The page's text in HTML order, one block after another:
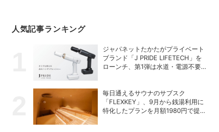
人気記事ランキング
ジャパネットたかたがプライベート
ブランド「J PRIDE LIFETECH」を
ローンチ、第1弾は水道・電源不要
毎日通えるサウナのサブスク
「FLEXKEY」、9月から銭湯利用に
特化したプランを月額1980円で提供